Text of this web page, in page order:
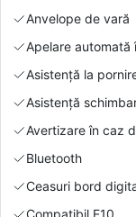
Anvelope de vară
Apelare automată
Asistență la
Asistență
Avertizare în caz
Bluetooth
Ceasuri bord
Compatibil E10